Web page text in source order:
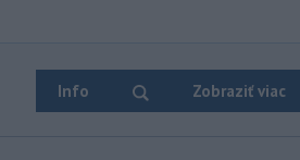
Info Zobraziť viac